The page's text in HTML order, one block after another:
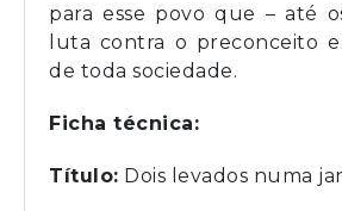
para esse povo que – até
luta contra o preconceito
de toda sociedade.
Ficha técnica:
Título: Dois levados numa